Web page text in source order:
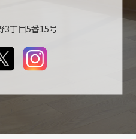
3丁目5番15号